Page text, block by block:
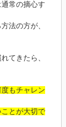
常の摘心す
法の方が、
てきたら、
もチャレン
とが大切で